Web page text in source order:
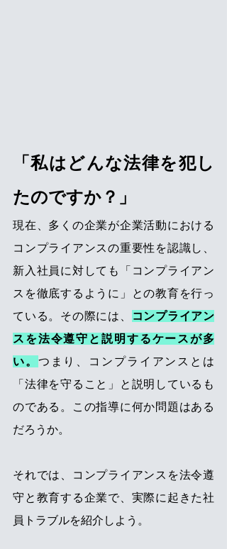
「私はどんな法律を犯し
たのですか？」
現在、多くの企業が企業活動における
コンプライアンスの重要性を認識し、
新入社員に対しても「コンプライアン
スを徹底するように」との教育を行っ
ている。その際には、
コンプライアン
スを法令遵守と説明するケースが多
い。 つまり、コンプライアンスとは
「法律を守ること」と説明しているも
のである。この指導に何か問題はある
だろうか。
それでは、コンプライアンスを法令遵
守と教育する企業で、実際に起きた社
員トラブルを紹介しよう。